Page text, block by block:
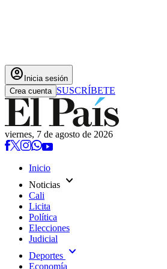
account_circle Inicia sesión
Crea cuenta SUSCRÍBETE
viernes, 7 de agosto de 2026
Inicio
Noticias expand_more
Cali
Licita
Política
Elecciones
Judicial
Deportes expand_more
Economía